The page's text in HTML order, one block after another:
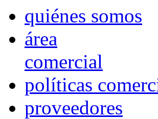
quiénes somos
área
comercial
políticas
proveedores